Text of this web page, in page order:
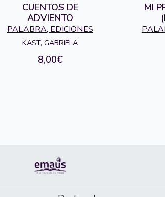
CUENTOS DE
ADVIENTO
PALABRA, EDICIONES
KAST, GABRIELA
8,00€
MI